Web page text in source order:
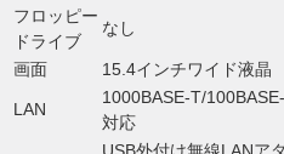
フロッピー
ドライブ
なし
画面 15.4インチワイド液
LAN
1000BASE-T/
対応